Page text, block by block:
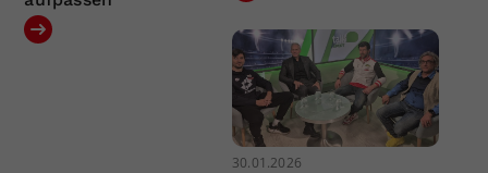
30.01.2026